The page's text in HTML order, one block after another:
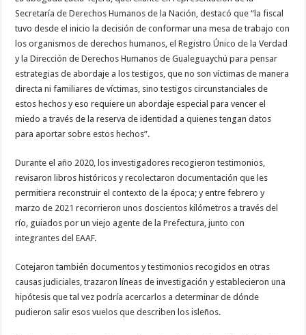
Secretaría de Derechos Humanos de la Nación, destacó que “la fiscal
tuvo desde el inicio la decisión de conformar una mesa de trabajo con
los organismos de derechos humanos, el Registro Único de la Verdad
y la Dirección de Derechos Humanos de Gualeguaychú para pensar
estrategias de abordaje a los testigos, que no son víctimas de manera
directa ni familiares de víctimas, sino testigos circunstanciales de
estos hechos y eso requiere un abordaje especial para vencer el
miedo a través de la reserva de identidad a quienes tengan datos
para aportar sobre estos hechos”.
Durante el año 2020, los investigadores recogieron testimonios,
revisaron libros históricos y recolectaron documentación que les
permitiera reconstruir el contexto de la época; y entre febrero y
marzo de 2021 recorrieron unos doscientos kilómetros a través del
río, guiados por un viejo agente de la Prefectura, junto con
integrantes del EAAF.
Cotejaron también documentos y testimonios recogidos en otras
causas judiciales, trazaron líneas de investigación y establecieron una
hipótesis que tal vez podría acercarlos a determinar de dónde
pudieron salir esos vuelos que describen los isleños.